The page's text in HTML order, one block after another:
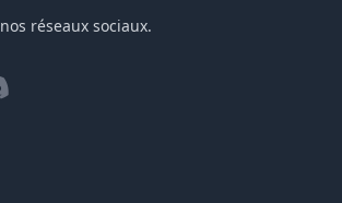
réseaux sociaux.